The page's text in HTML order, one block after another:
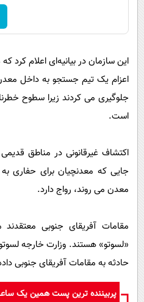
این سازمان در بیانیه‌ای اعلام کرد
اعزام یک تیم جستجو به داخل معدن
جلوگیری می کردند زیرا سطوح
است.
اکتشاف غیرقانونی در مناطق
جایی که معدنچیان برای حفاری
معدن می روند، رواج دارد.
مقامات آفریقای جنوبی
«لسوتو» هستند. وزارت خارجه لسوتو
حادثه به مقامات آفریقای جنوبی
پربیننده ترین پست همین یک